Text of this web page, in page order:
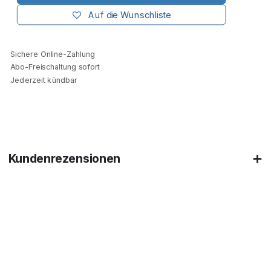
Auf die Wunschliste
Sichere Online-Zahlung
Abo-Freischaltung sofort
Jederzeit kündbar
Kundenrezensionen